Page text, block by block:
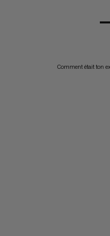
Comment était ton